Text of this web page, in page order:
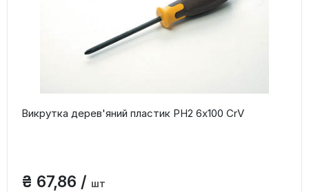
Викрутка дерев'яний пластик PH2 6x100 CrV
₴ 67,86 / шт